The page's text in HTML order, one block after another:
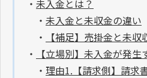
・ 未入金とは？
・ 未入金と未収金の違い
・
【補足】売掛金と未収
・
【立場別】未入金が発
・ 理由1.【請求側】請求